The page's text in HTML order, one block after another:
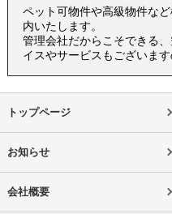
ペット可物件や高級物件な
内いたします。
管理会社だからこそできる
イスやサービスもございま
トップページ
お知らせ
会社概要